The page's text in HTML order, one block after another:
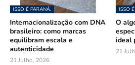
ISSO É PARANÁ.
Internacionalização com DNA
brasileiro: como marcas
equilibram escala e
autenticidade
21 Julho, 2026
ISSO
O
ideal
21